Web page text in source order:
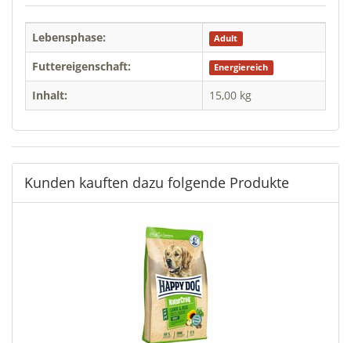
Lebensphase: Adult
Futtereigenschaft: Energiereich
Inhalt: 15,00 kg
Kunden kauften dazu folgende Produkte